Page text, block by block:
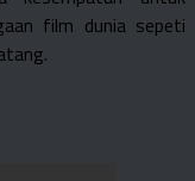
film dunia sepeti